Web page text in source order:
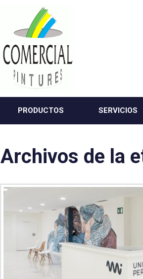
PRODUCTOS SERVICIOS
Archivos de la